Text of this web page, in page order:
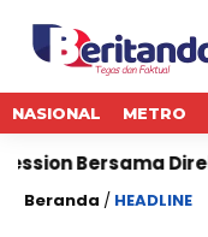
NASIONAL METRO
Direktur Mikro
Beranda / HEADLINE